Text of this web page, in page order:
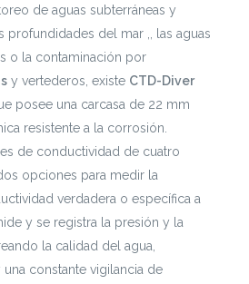
de aguas subterráneas y
profundidades del mar ,, las aguas
o la contaminación por
y vertederos, existe CTD-Diver
posee una carcasa de 22 mm
resistente a la corrosión.
de conductividad de cuatro
opciones para medir la
verdadera o específica a
y se registra la presión y la
la calidad del agua,
constante vigilancia de